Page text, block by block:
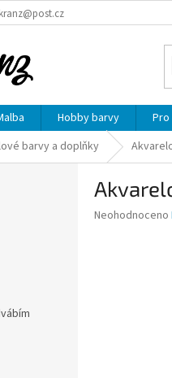
Hobby barvy
barvy a doplňky
Průměrné
Neohodnoceno